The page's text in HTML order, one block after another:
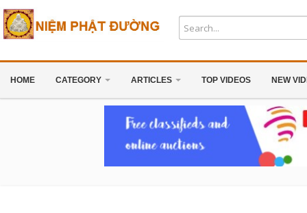
HOME CATEGORY ARTICLES TOP VIDEOS NEW